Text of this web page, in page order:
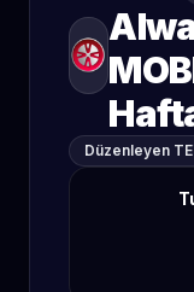
Düzenleyen